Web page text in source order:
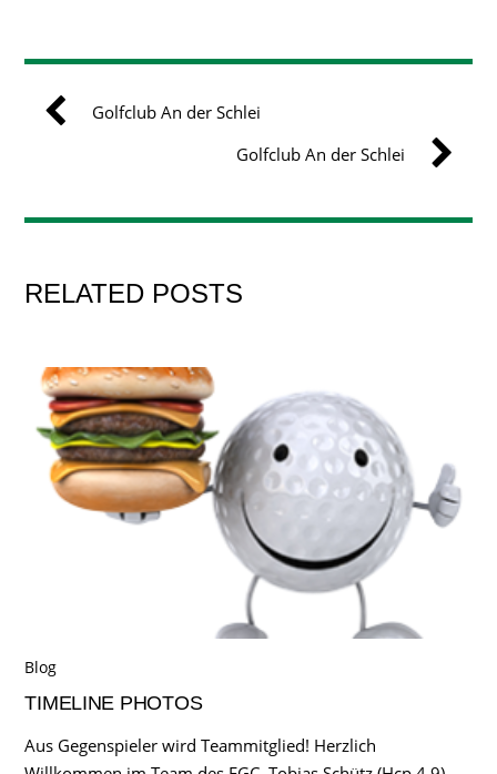
Golfclub An der Schlei
Golfclub An der Schlei
RELATED POSTS
Blog
TIMELINE PHOTOS
Aus Gegenspieler wird Teammitglied! Herzlich